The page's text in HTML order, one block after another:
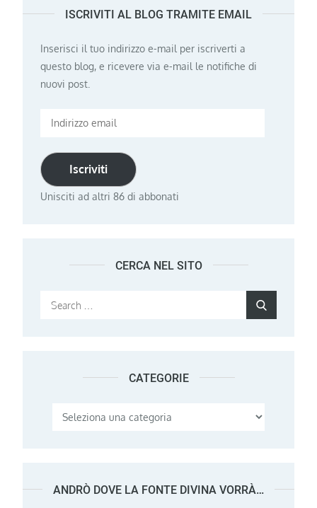
ISCRIVITI AL BLOG TRAMITE EMAIL
Inserisci il tuo indirizzo e-mail per iscriverti a
questo blog, e ricevere via e-mail le notifiche di
nuovi post.
Indirizzo
Iscriviti
Unisciti ad altri 86 di abbonati
CERCA NEL SITO
Search
CATEGORIE
Categorie
ANDRÒ DOVE LA FONTE DIVINA VORRÀ…